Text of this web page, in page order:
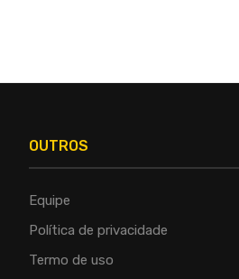
OUTROS
Equipe
Política de privacidade
Termo de uso